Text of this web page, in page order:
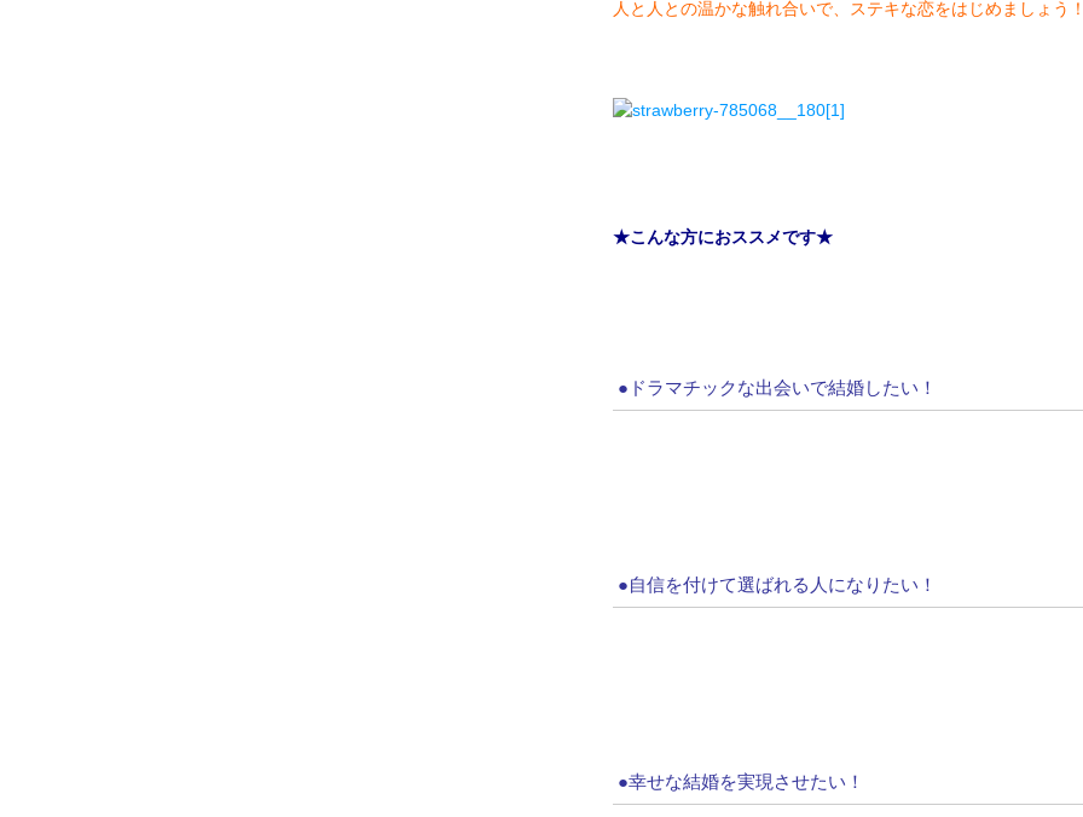
人と人との温かな触れ合いで、ステキな恋をはじめましょう
★こんな方におススメです★
●ドラマチックな出会いで結婚したい！
●自信を付けて選ばれる人になりたい！
●幸せな結婚を実現させたい！